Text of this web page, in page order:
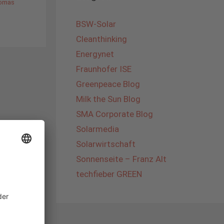
BSW-Solar
Cleanthinking
Energynet
Fraunhofer ISE
Greenpeace Blog
Milk the Sun Blog
SMA Corporate Blog
Solarmedia
Solarwirtschaft
Sonnenseite – Franz Alt
techfieber GREEN